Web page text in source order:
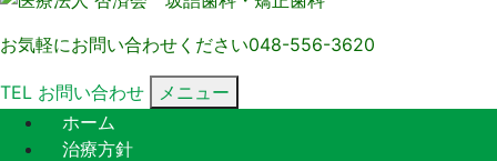
お気軽にお問い合わせください048-556-3620
TEL お問い合わせ
メニュー
ホーム
治療方針